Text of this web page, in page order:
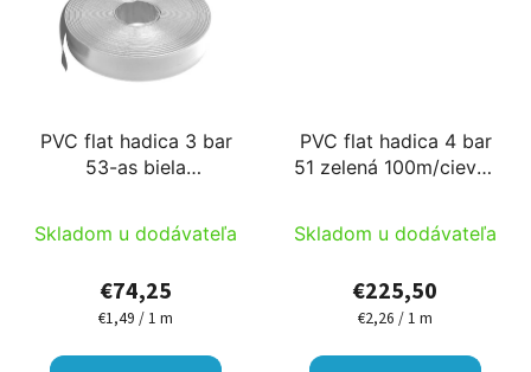
PVC flat hadica 3 bar
53-as biela
Skladom u dodávateľa
€74,25
Jednotková
€1,49 / 1 m
PVC flat hadica 4 bar
51 zelená 100m/cievka
Skladom u dodávateľa
€225,50
Jednotková
€2,26 / 1 m